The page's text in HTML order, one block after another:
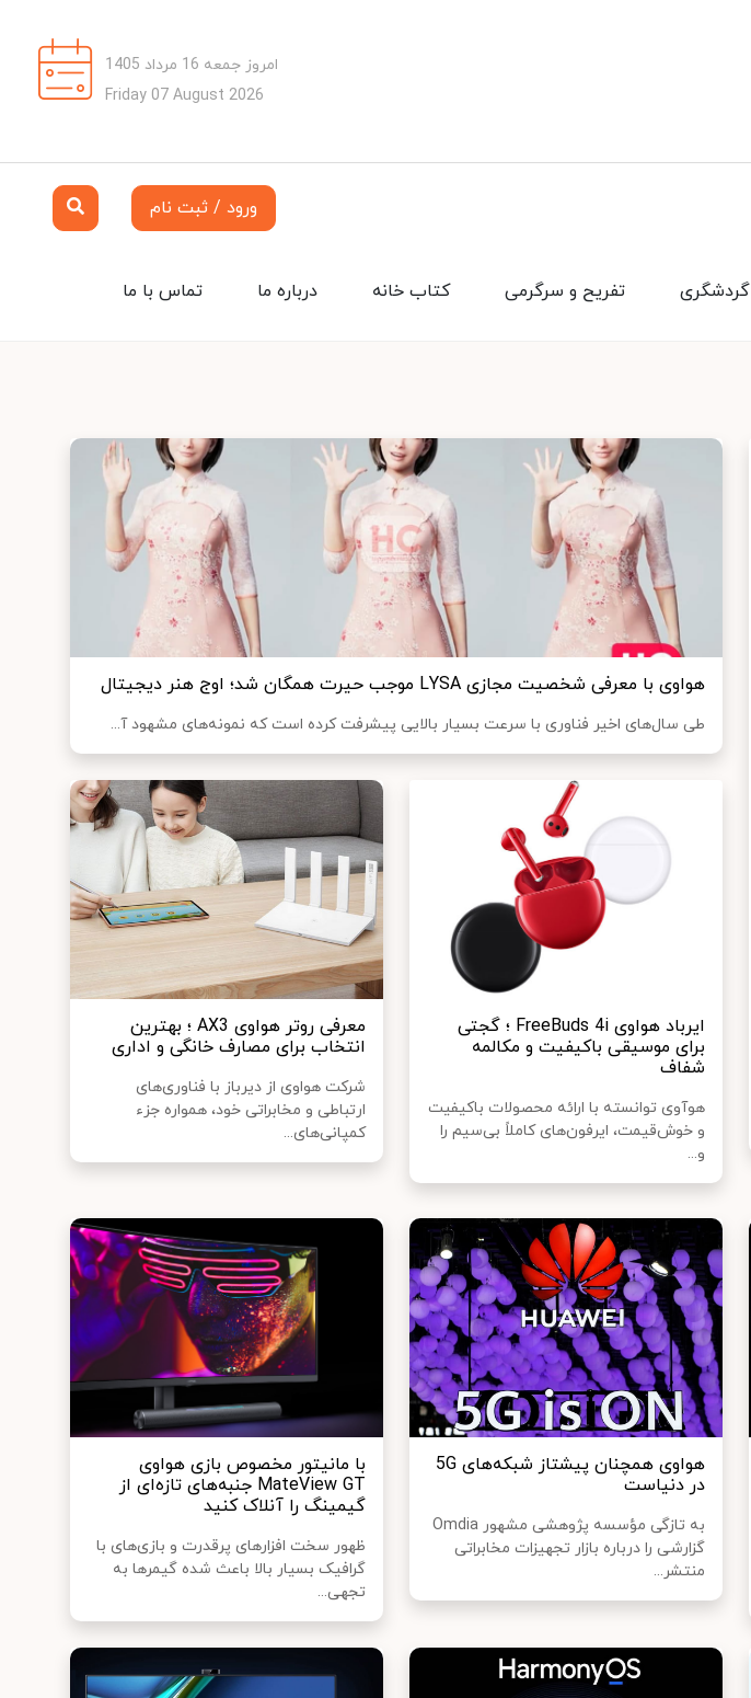
امروز جمعه 16 مرداد 1405
Friday 07 August 2026
ورود / ثبت نام
تماس با ما درباره ما کتاب خانه تفریح و سرگرمی گردشگری
هواوی با معرفی شخصیت مجازی LYSA موجب حیرت همگان شد؛ اوج هنر دیجیتال
طی سال‌های اخیر فناوری با سرعت بسیار بالایی پیشرفت کرده است که نمونه‌های مشهود آ...
ایرباد هواوی FreeBuds 4i ؛ گجتی
برای موسیقی باکیفیت و مکالمه
شفاف
هوآوی توانسته با ارائه محصولات باکیفیت
و خوش‌قیمت، ایرفون‌های کاملاً بی‌سیم را
و...
معرفی روتر هواوی AX3 ؛ بهترین
انتخاب برای مصارف خانگی و اداری
شرکت هواوی از دیرباز با فناوری‌های
ارتباطی و مخابراتی خود، همواره جزء
کمپانی‌های...
هواوی همچنان پیشتاز شبکه‌های 5G
در دنیاست
به تازگی مؤسسه پژوهشی مشهور Omdia
گزارشی را درباره بازار تجهیزات مخابراتی
منتشر...
با مانیتور مخصوص بازی هواوی
MateView GT جنبه‌های تازه‌ای از
گیمینگ را آنلاک کنید
ظهور سخت افزارهای پرقدرت و بازی‌های با
گرافیک بسیار بالا باعث شده گیمرها به
تجهی...